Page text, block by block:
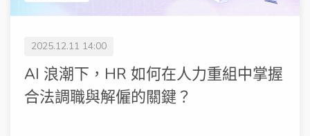
2025.12.11 14:00
AI 浪潮下，HR 如何在人力重組中掌握
合法調職與解僱的關鍵？